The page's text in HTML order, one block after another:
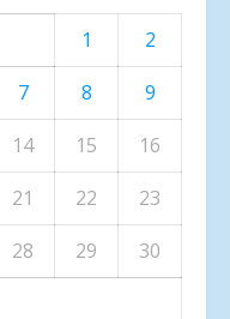
1
2
7 8
9
14 15
16
21 22
23
28 29
30